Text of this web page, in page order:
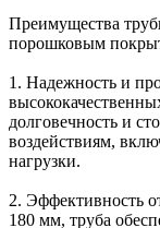
Преимущества
порошковым
1. Надежность и
долговечность и
воздействиям,
нагрузки.
2. Эффективность
180 мм, труба